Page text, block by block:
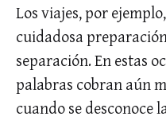
Los viajes, por
cuidadosa
separación. En estas
palabras cobran aún
cuando se desconoce